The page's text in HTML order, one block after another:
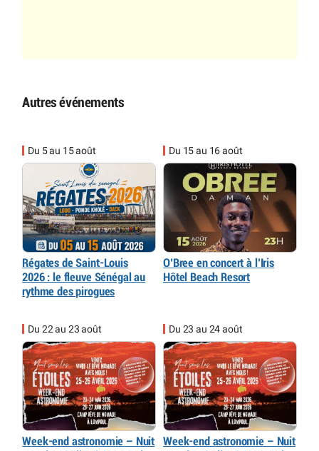
Autres événements
Du 5 au 15 août
Régates de Saint-Louis
2026 : le fleuve Sénégal au
rythme des pirogues
Du 15 au 16 août
O’Bree en concert à l’Iris
Hôtel Beach Resort
Du 22 au 23 août
Week-end astronomie – Nuit
Du 23 au 24 août
Week-end astronomie – Nuit